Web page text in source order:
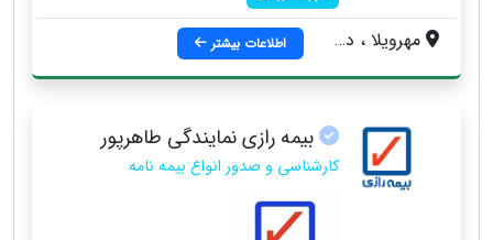
مهرویلا ، درختی ، نبش حافظ اطلاعات بیشتر
بیمه رازی نمایندگی طاهرپور
کارشناسی و صدور انواع بیمه نامه